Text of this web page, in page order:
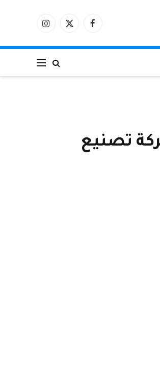
فيسبوكX
الانستغرام
تصنيع